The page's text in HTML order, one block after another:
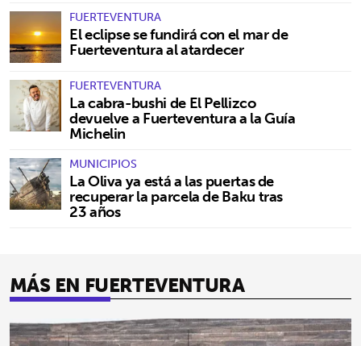
FUERTEVENTURA
El eclipse se fundirá con el mar de
Fuerteventura al atardecer
FUERTEVENTURA
La cabra-bushi de El Pellizco
devuelve a Fuerteventura a la Guía
Michelin
MUNICIPIOS
La Oliva ya está a las puertas de
recuperar la parcela de Baku tras
23 años
MÁS EN FUERTEVENTURA